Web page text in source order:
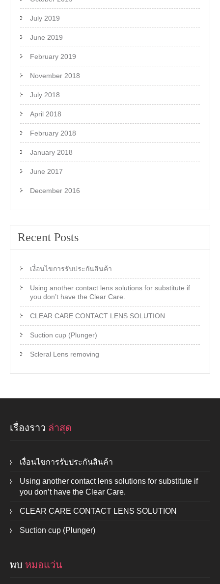
July 2019
June 2019
February 2019
November 2018
July 2018
April 2018
February 2018
January 2018
June 2017
December 2016
Recent Posts
เงื่อนไขการรับประกันสินค้า
Using another contact lens solutions for substitute if
you don’t have the Clear Care.
CLEAR CARE CONTACT LENS SOLUTION
Suction cup (Plunger)
Scleral Lens removing
เรื่องราว ล่าสุด
เงื่อนไขการรับประกันสินค้า
Using another contact lens solutions for substitute if
you don’t have the Clear Care.
CLEAR CARE CONTACT LENS SOLUTION
Suction cup (Plunger)
พบ หมอแว่น